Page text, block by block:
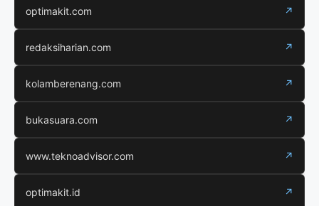
optimakit.com ↗
redaksiharian.com ↗
kolamberenang.com ↗
bukasuara.com ↗
www.teknoadvisor.com ↗
optimakit.id ↗